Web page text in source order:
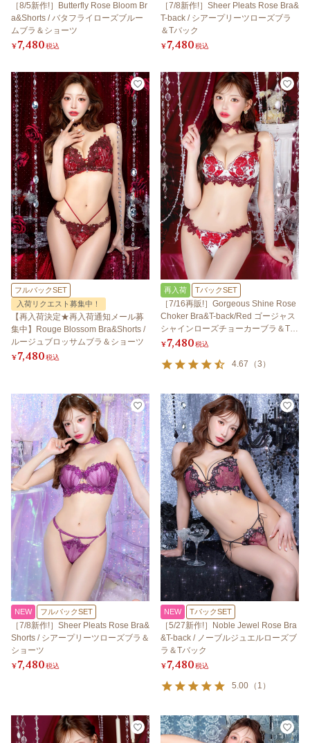
［8/5新作!］Butterfly Rose Bloom Br
a&Shorts / バタフライローズブルー
ムブラ＆ショーツ
¥7,480税込
［7/8新作!］Sheer Pleats Rose Bra&
T-back / シアープリーツローズブラ
＆Tバック
¥7,480税込
フルバックSET
入荷リクエスト募集中！
【再入荷決定★再入荷通知メール募
集中】Rouge Blossom Bra&Shorts /
ルージュブロッサムブラ＆ショーツ
¥7,480税込
再入荷 TバックSET
［7/16再販!］Gorgeous Shine Rose
Choker Bra&T-back/Red ゴージャス
シャインローズチョーカーブラ＆Tバ
ック/レッド
¥7,480税込
4.67 （3 ）
NEW フルバックSET
［7/8新作!］Sheer Pleats Rose Bra&
Shorts / シアープリーツローズブラ＆
ショーツ
¥7,480税込
NEW TバックSET
［5/27新作!］Noble Jewel Rose Bra
&T-back / ノーブルジュエルローズブ
ラ＆Tバック
¥7,480税込
5.00 （ 1 ）